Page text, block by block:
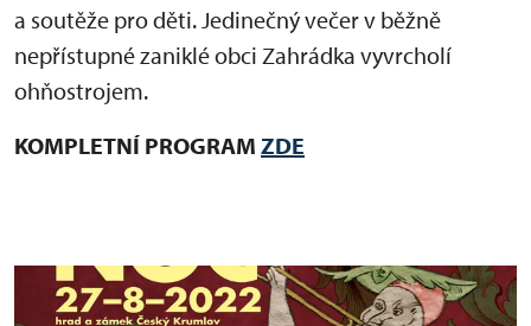
a soutěže pro děti. Jedinečný večer v běžně
nepřístupné zaniklé obci Zahrádka vyvrcholí
ohňostrojem.
KOMPLETNÍ PROGRAM ZDE